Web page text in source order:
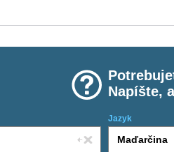
Napíšte,
Jazyk